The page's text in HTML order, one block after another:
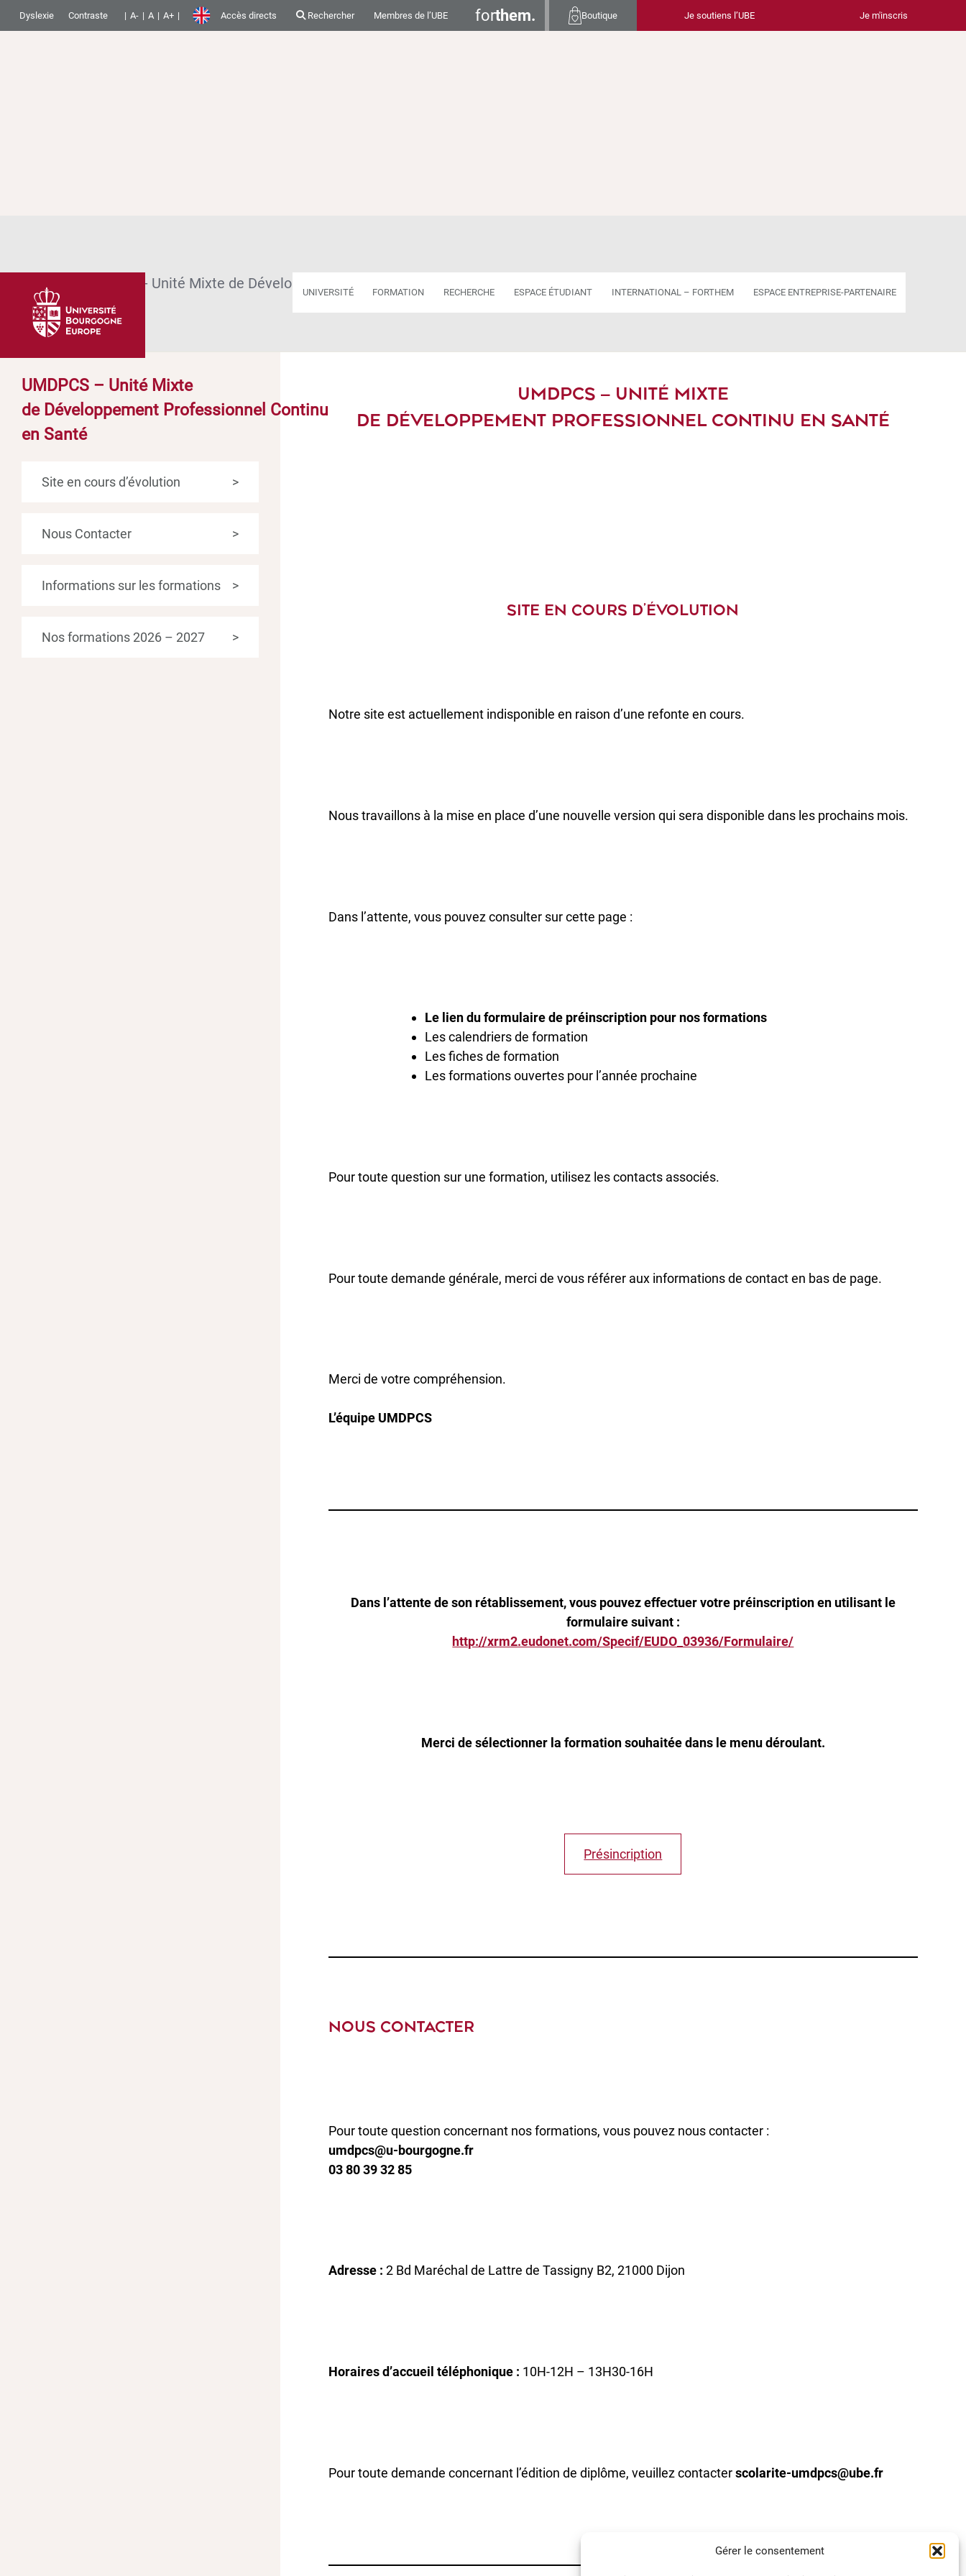
Gérer le consentement
Dyslexie Contraste A- A A+ Accès directs Rechercher Membres de l’UBE forthem. Boutique Je soutiens l’UBE Je m'inscris
UNIVERSITÉ FORMATION RECHERCHE ESPACE ÉTUDIANT INTERNATIONAL – FORTHEM ESPACE ENTREPRISE-PARTENAIRE
Accueil UMDPCS - Unité Mixte de Développement Professionnel Continu en Santé
UMDPCS – Unité Mixte
de Développement Professionnel Continu
en Santé
Site en cours d’évolution >
Nous Contacter >
Informations sur les formations >
Nos formations 2026 – 2027 >
UMDPCS – UNITÉ MIXTE
DE DÉVELOPPEMENT PROFESSIONNEL CONTINU EN SANTÉ
SITE EN COURS D’ÉVOLUTION
Notre site est actuellement indisponible en raison d’une refonte en cours.
Nous travaillons à la mise en place d’une nouvelle version qui sera disponible dans les prochains mois.
Dans l’attente, vous pouvez consulter sur cette page :
Le lien du formulaire de préinscription pour nos formations
Les calendriers de formation
Les fiches de formation
Les formations ouvertes pour l’année prochaine
Pour toute question sur une formation, utilisez les contacts associés.
Pour toute demande générale, merci de vous référer aux informations de contact en bas de page.
Merci de votre compréhension.
L’équipe UMDPCS
Dans l’attente de son rétablissement, vous pouvez effectuer votre préinscription en utilisant le
formulaire suivant :
http://xrm2.eudonet.com/Specif/EUDO_03936/Formulaire/
Merci de sélectionner la formation souhaitée dans le menu déroulant.
Présincription
NOUS CONTACTER
Pour toute question concernant nos formations, vous pouvez nous contacter :
umdpcs@u-bourgogne.fr
03 80 39 32 85
Adresse : 2 Bd Maréchal de Lattre de Tassigny B2, 21000 Dijon
Horaires d’accueil téléphonique : 10H-12H – 13H30-16H
Pour toute demande concernant l’édition de diplôme, veuillez contacterscolarite-umdpcs@ube.fr